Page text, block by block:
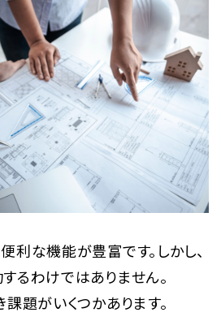
利な機能が豊富です。しかし、
るわけではありません。
題がいくつかあります。